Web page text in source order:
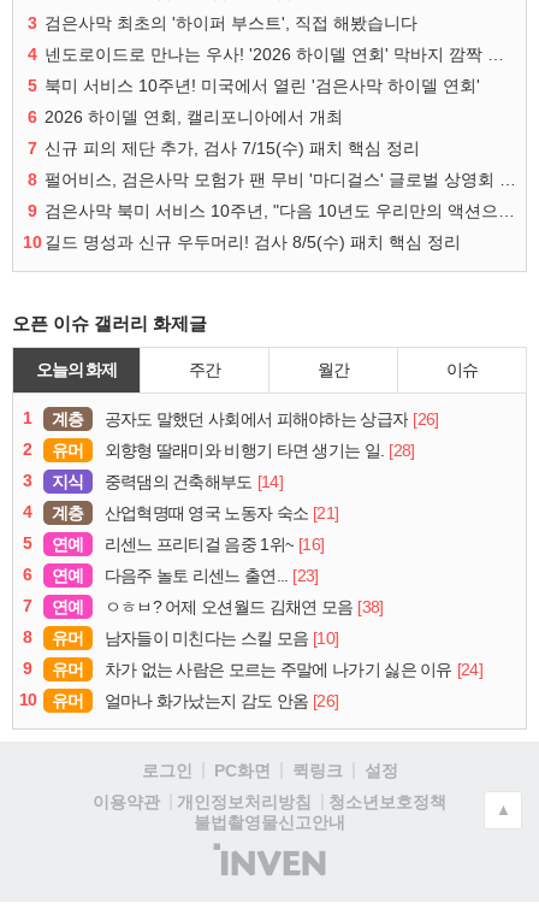
3 검은사막 최초의 '하이퍼 부스트', 직접 해봤습니다
4
5 북미 서비스 10주년! 미국에서 열린 '검은사막 하이델 연회'
6 2026 하이델 연회, 캘리포니아에서 개최
7 신규 피의 제단 추가, 검사 7/15(수) 패치 핵심 정리
8
9
10길드 명성과 신규 우두머리! 검사 8/5(수) 패치 핵심 정리
오픈 이슈 갤러리 화제글
오늘의 화제 주간 월간 이슈
1 계층 공자도 말했던 사회에서 피해야하는 상급자 [26]
2
유머 외향형 딸래미와 비행기 타면 생기는 일. [28]
3
지식 중력댐의 건축해부도 [14]
4
계층 산업혁명때 영국 노동자 숙소 [21]
5
연예 리센느 프리티걸 음중 1위~ [16]
6
연예 다음주 놀토 리센느 출연... [23]
7
연예 ㅇㅎㅂ? 어제 오션월드 김채연 모음 [38]
8
유머 남자들이 미친다는 스킬 모음 [10]
9
유머 차가 없는 사람은 모르는 주말에 나가기 싫은 이유 [24]
10
유머 얼마나 화가났는지 감도 안옴 [26]
로그인 PC화면 퀵링크
설정
이용약관
개인정보처리방침
청소년보호정책
불법촬영물신고안내
(주)
인
▲